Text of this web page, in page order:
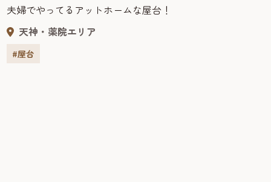
夫婦でやってるアットホームな屋台！
天神・薬院エリア
#屋台